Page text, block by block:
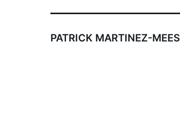
PATRICK MARTINEZ-MEES